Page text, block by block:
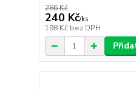
286 Kč
240 Kč/ks
198 Kč bez DPH